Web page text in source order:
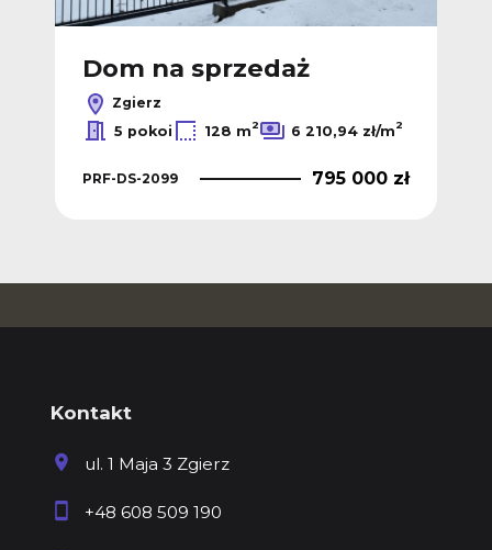
Dom na sprzedaż
Zgierz
5 pokoi
128 m2 6 210,94 zł/m2
PRF-DS-2099 795 000 zł
Kontakt
ul. 1 Maja 3 Zgierz
+48 608 509 190